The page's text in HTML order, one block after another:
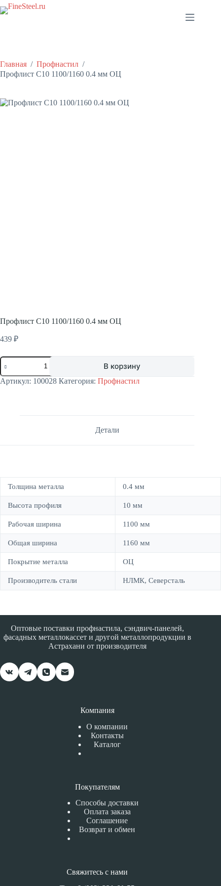
Перейти
к
Главная / Профнастил /
Профлист С10 1100/1160 0.4 мм ОЦ
Профлист С10 1100/1160 0.4 мм ОЦ
439 ₽
Количество
товара
Профлист
С10
В корзину
Артикул: 100028 Категория: Профнастил
Детали
Толщина металла 0.4 мм
Высота профиля 10 мм
Рабочая ширина 1100 мм
Общая ширина 1160 мм
Покрытие металла ОЦ
Производитель стали НЛМК, Северсталь
Оптовые поставки профнастила, сэндвич-панелей,
фасадных металлокассет и другой металлопродукции в
Астрахани от производителя
Компания
О компании
Контакты
Каталог
Покупателям
Способы доставки
Оплата заказа
Соглашение
Возврат и обмен
Свяжитесь с нами